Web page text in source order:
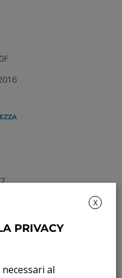
X
PRIVACY
al